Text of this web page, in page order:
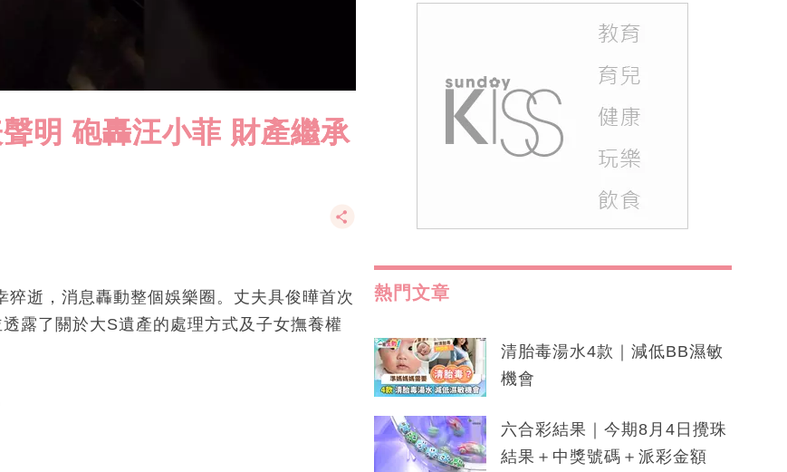
明 砲轟汪小菲 財產繼承
逝，消息轟動整個娛樂圈。丈夫具俊曄首次
露了關於大S遺產的處理方式及子女撫養權
熱門文章
清胎毒湯水4款｜減低BB濕敏
機會
六合彩結果｜今期8月4日攪珠
結果＋中獎號碼＋派彩金額